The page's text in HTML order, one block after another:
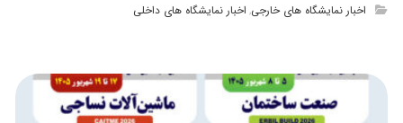
اخبار نمایشگاه های خارجی, اخبار نمایشگاه های داخلی